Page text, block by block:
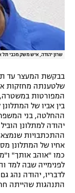
שרון יהודה, איש משק מכבי תל
בבקשת המעצר עד
שלטענתה מחזקות
המפורטות במשטרה,
בין אביו של
ההחלטה, בני
יהודה למתלונן
ההתכתבויות
אחיו של המתלונן
כמו "אוהב אותך"
לדבריו, יהודה נהג
התנהגות שהייתה